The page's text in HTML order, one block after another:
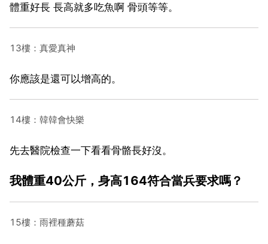
體重好長 長高就多吃魚啊 骨頭等等。
13樓：真愛真神
你應該是還可以增高的。
14樓：韓韓會快樂
先去醫院檢查一下看看骨骼長好沒。
我體重40公斤，身高164符合當兵要求嗎？
15樓：雨裡種蘑菇